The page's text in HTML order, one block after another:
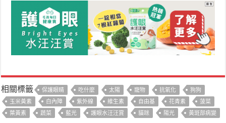
相關標籤 保護眼睛 吃什麼 太陽 寵物 抗氧化
狗狗
玉米黃素
白內障 紫外線 維生素 自由基 花青素
菠菜
葉黃素
蔬菜 藍光 護眼水汪汪賞 貓咪 陽光 黃斑部病變